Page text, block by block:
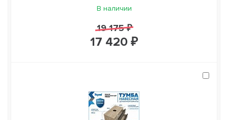
В наличии
19 175 ₽
17 420 ₽